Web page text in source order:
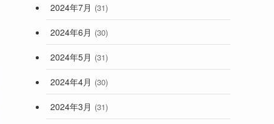
2024年7月 (31)
2024年6月 (30)
2024年5月 (31)
2024年4月 (30)
2024年3月 (31)